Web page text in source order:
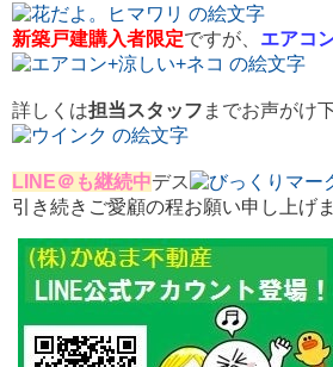
新築戸建購入者限定ですが、 エアコ
詳しくは担当スタッフ までお声がけ
LINE＠も継続中デス
引き続きご愛顧の程お願い申し上げ